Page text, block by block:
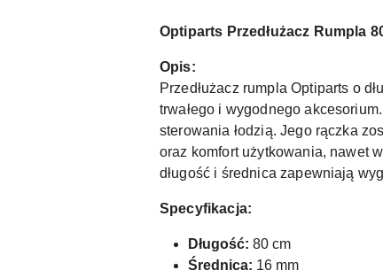
Optiparts Przedłużacz Rumpla
Opis:
Przedłużacz rumpla Optiparts o
trwałego i wygodnego
sterowania łodzią. Jego rączka
oraz komfort użytkowania, nawet
długość i średnica zapewniają
Specyfikacja:
Długość: 80 cm
Średnica: 16 mm